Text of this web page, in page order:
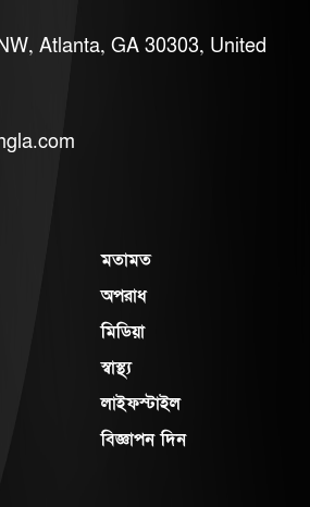
Atlanta, GA 30303, United
মতামত
অপরাধ
মিডিয়া
স্বাস্থ্য
লাইফস্টাইল
বিজ্ঞাপন দিন